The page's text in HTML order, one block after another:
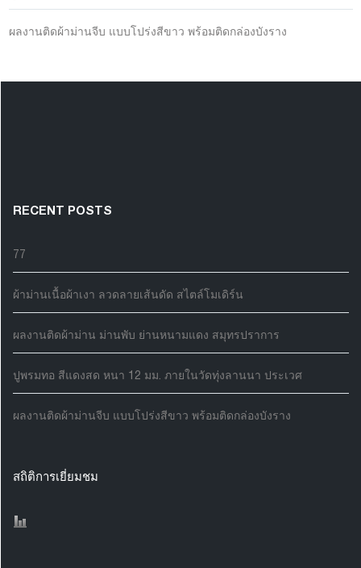
ผลงานติดผ้าม่านจีบ แบบโปร่งสีขาว พร้อมติดกล่องบังราง
RECENT POSTS
77
ผ้าม่านเนื้อผ้าเงา ลวดลายเส้นดัด สไตล์โมเดิร์น
ผลงานติดผ้าม่าน ม่านพับ ย่านหนามแดง สมุทรปราการ
ปูพรมทอ สีแดงสด หนา 12 มม. ภายในวัดทุ่งลานนา ประเวศ
ผลงานติดผ้าม่านจีบ แบบโปร่งสีขาว พร้อมติดกล่องบังราง
สถิติการเยี่ยมชม